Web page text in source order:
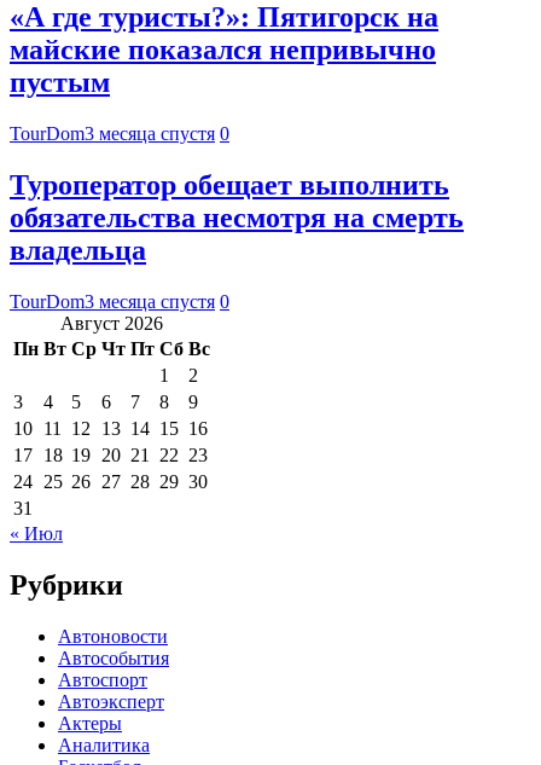
«А где туристы?»: Пятигорск на
майские показался непривычно
пустым
TourDom3 месяца спустя 0
Туроператор обещает выполнить
обязательства несмотря на смерть
владельца
TourDom3 месяца спустя 0
Август 2026
Пн Вт Ср Чт Пт Сб Вс
1
2
3
4 5 6 7 8
9
10 11 12 13 14 15 16
17 18 19 20 21 22 23
24 25 26 27 28 29 30
31
« Июл
Рубрики
Автоновости
Автособытия
Автоспорт
Автоэксперт
Актеры
Аналитика